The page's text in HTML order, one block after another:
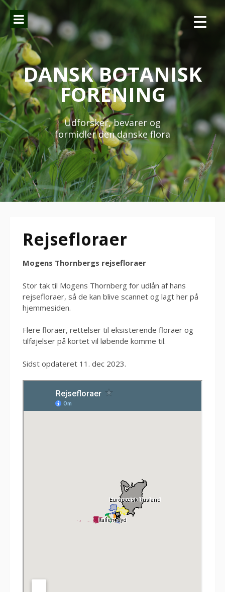
Spring
indhold
DANSK BOTANISK
FORENING
Udforsker, bevarer og
formidler den danske flora
Rejsefloraer
Mogens Thornbergs rejsefloraer
Stor tak til Mogens Thornberg for udlån af hans
rejsefloraer, så de kan blive scannet og lagt her på
hjemmesiden.
Flere floraer, rettelser til eksisterende floraer og
tilføjelser på kortet vil løbende komme til.
Sidst opdateret 11. dec 2023.